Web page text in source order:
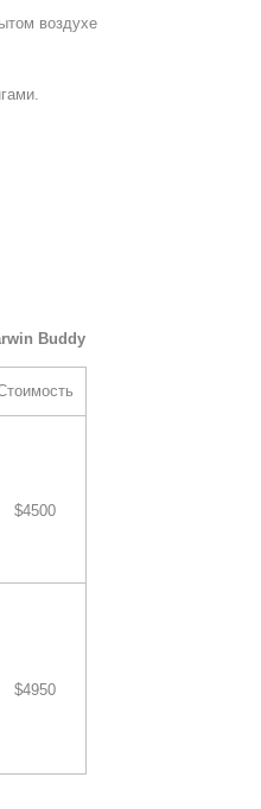
воздухе
Buddy
$4500
$4950